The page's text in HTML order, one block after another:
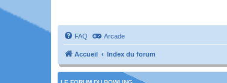
FAQ Arcade
Accueil Index du forum